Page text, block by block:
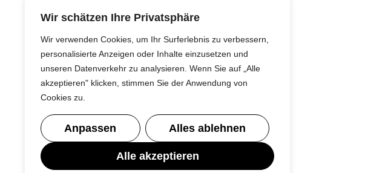
Wir schätzen Ihre Privatsphäre
Wir verwenden Cookies, um Ihr Surferlebnis zu verbessern,
personalisierte Anzeigen oder Inhalte einzusetzen und
unseren Datenverkehr zu analysieren. Wenn Sie auf „Alle
akzeptieren" klicken, stimmen Sie der Anwendung von
Cookies zu.
Anpassen Alles ablehnen
Alle akzeptieren